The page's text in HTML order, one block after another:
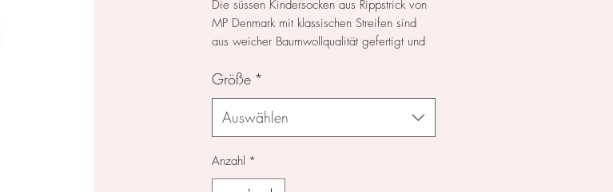
Die süssen Kindersocken aus Rippstrick von
MP Denmark mit klassischen Streifen sind
aus weicher Baumwollqualität gefertigt und
angenehmen Tragekomfort ausgestattet.
Größe *
Auswählen
Anzahl *